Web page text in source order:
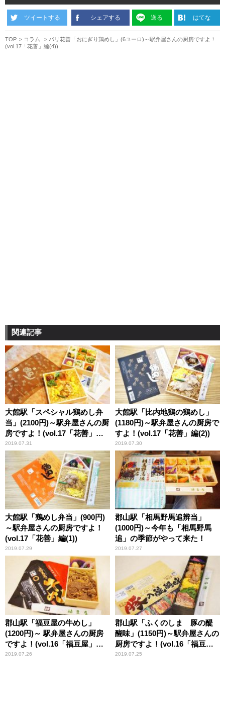
ツイートする シェアする 送る はてな
TOP コラム
パリ花善「おにぎり鶏めし」(6ユーロ)～駅弁屋さんの厨房ですよ！
(vol.17「花善」編(4))
関連記事
大館駅「スペシャル鶏めし弁
当」(2100円)～駅弁屋さんの厨
房ですよ！(vol.17「花善」編
(3))
2019.07.31
大館駅「比内地鶏の鶏めし」
(1180円)～駅弁屋さんの厨房で
すよ！(vol.17「花善」編(2))
2019.07.30
大館駅「鶏めし弁当」(900円)
～駅弁屋さんの厨房ですよ！
(vol.17「花善」編(1))
2019.07.29
郡山駅「相馬野馬追辨当」
(1000円)～今年も「相馬野馬
追」の季節がやって来た！
2019.07.27
郡山駅「福豆屋の牛めし」
(1200円)～ 駅弁屋さんの厨房
ですよ！(vol.16「福豆屋」編
(5))
2019.07.26
郡山駅「ふくのしま 豚の醍
醐味」(1150円)～駅弁屋さんの
厨房ですよ！(vol.16「福豆
屋」編(4))
2019.07.25